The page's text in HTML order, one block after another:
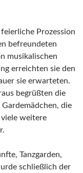
Prozession
befreundeten
musikalischen
erreichten sie den
sie erwarteten.
begrüßten die
die
viele weitere
Tanzgarden,
schließlich der